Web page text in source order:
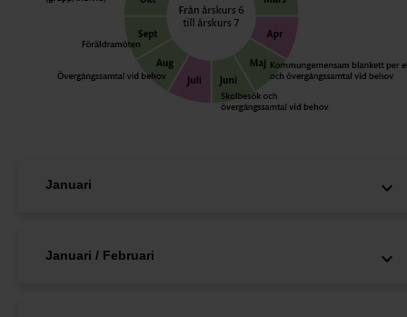
Januari
Januari / Februari